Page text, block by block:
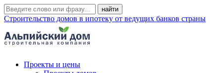
Строительство домов в ипотеку от ведущих банков страны
Проекты и цены